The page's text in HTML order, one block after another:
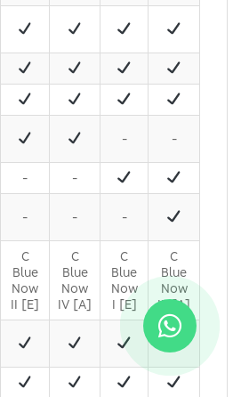
- -
- -
- - -
C
Blue
Now
II [E]
C
Blue
Now
IV [A]
C
Blue
Now
I [E]
C
Blue
Now
III [A]